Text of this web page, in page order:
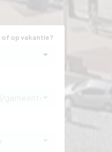
of op vakantie?